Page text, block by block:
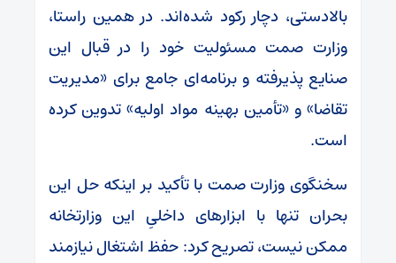
بالادستی، دچار رکود شده‌اند. در همین راستا،
وزارت صمت مسئولیت خود را در قبال این
صنایع پذیرفته و برنامه‌ای جامع برای «مدیریت
تقاضا» و «تأمین بهینه مواد اولیه» تدوین کرده
است.
سخنگوی وزارت صمت با تأکید بر اینکه حل این
بحران تنها با ابزار‌های داخلیِ این وزارتخانه
ممکن نیست، تصریح کرد: حفظ اشتغال نیازمند